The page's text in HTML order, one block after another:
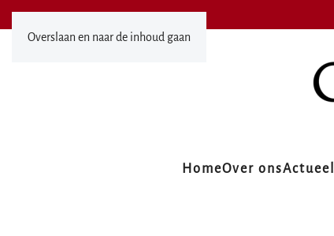
Overslaan en naar de inhoud gaan
HomeOver onsActueel